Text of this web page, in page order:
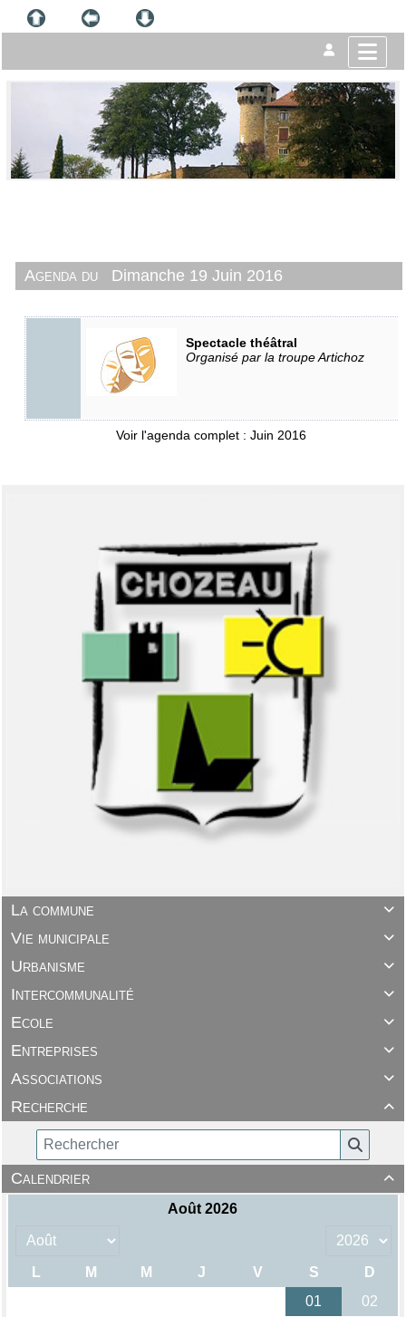

La commune

Vie municipale

Urbanisme

Intercommunalité

Ecole

Entreprises

Associations

Recherche

Calendrier
Agenda du Dimanche 19 Juin 2016
Spectacle théâtral
Organisé par la troupe Artichoz
Voir l'agenda complet : Juin 2016